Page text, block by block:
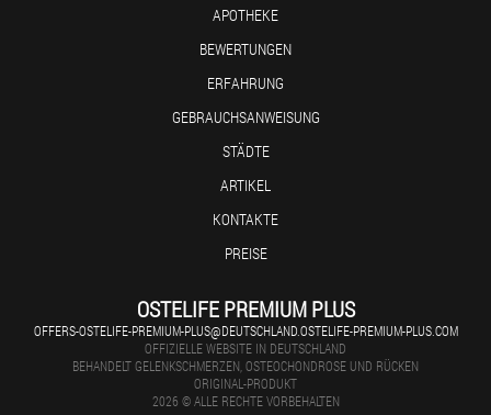
APOTHEKE
BEWERTUNGEN
ERFAHRUNG
GEBRAUCHSANWEISUNG
STÄDTE
ARTIKEL
KONTAKTE
PREISE
OSTELIFE PREMIUM PLUS
OFFERS-OSTELIFE-PREMIUM-PLUS@DEUTSCHLAND.OSTELIFE-PREMIUM-PLUS.COM
OFFIZIELLE WEBSITE IN DEUTSCHLAND
BEHANDELT GELENKSCHMERZEN, OSTEOCHONDROSE UND RÜCKEN
ORIGINAL-PRODUKT
2026 © ALLE RECHTE VORBEHALTEN